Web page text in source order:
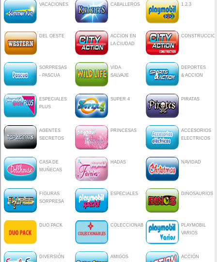
VACACIONES CABALLEROS 1.2.3
DEL OESTE
ACCION EN
LA CIUDAD
SORPRESAS
- PASCUA
VIDA
SALVAJE
DEPORTES
& ACCION
ESPECIALES
PLUS
SUPER 4 PIRATAS
AGENTES
SECRETOS
PRINCESAS
ACCESORIOS
ELECTRICOS
CASA DE
MUÑECAS
HADAS NAVIDAD
FIGURAS
SORPRESA
ESPECIALES DINOSAURIOS
DUO PACK COLECCIONABLES
PLAYMOBIL
VARIOS
DIVERSIÓN
AMIGOS
ACCIÓN